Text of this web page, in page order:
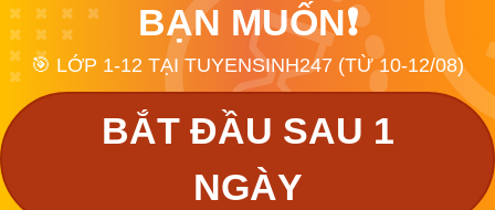
BẠN MUỐN❗
🎯 LỚP 1-12 TẠI TUYENSINH247 (TỪ 10-12/08)
BẮT ĐẦU SAU 1
NGÀY